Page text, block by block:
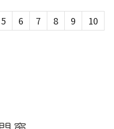
5 6 7 8 9
10